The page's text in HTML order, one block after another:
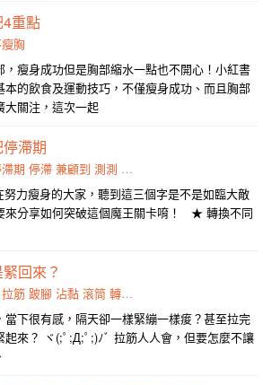
重點
胸
瘦身成功但是胸部縮水一點也不開心！小紅書
的飲食及運動技巧，不僅瘦身成功、而且胸部
大關注，這次一起
滯期
期 停滯 兼顧到 測測 如臨大敵
力瘦身的大家，聽到這三個字是不是如臨大敵
來分享如何突破這個魔王關卡唷！ ★ 轉換不同
回來？
拉筋 跛腳 沾黏 滾筒 轉頭
下很有感，隔天卻一樣緊繃一樣痠？甚至拉完
起來？ ヾ(;ﾟ;Д;ﾟ;)ﾉﾞ 拉筋人人會，但要怎麼不讓